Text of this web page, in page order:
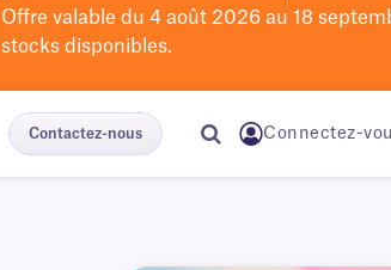
Offre valable du 4 août 2026 au 18
stocks disponibles.
Contactez-nous Connectez-